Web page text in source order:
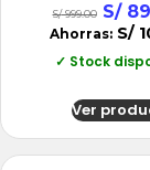
S/999.00 S/
Ahorras: S/
✓ Stock
Ver